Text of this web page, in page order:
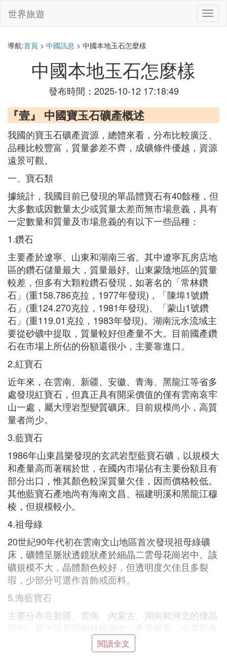
切
換
世界旅遊
導航:首頁 > 中國訊息 > 中國本地玉石怎麼樣
中國本地玉石怎麼樣
發布時間：2025-10-12 17:18:49
『壹』 中國寶玉石礦產概述
我國的寶玉石礦產資源，總體來看，分布比較廣泛、
品種比較豐富，質量參差不齊，成礦條件優越，資源
遠景可觀。
一、寶石類
據統計，我國目前已發現的單晶體寶石有40餘種，但
大多數或因數量太少或質量太差而無市場意義，具有
一定數量和質量及市場意義的有以下一些品種：
1.鑽石
主要產於遼寧、山東和湖南三省。其中遼寧瓦房店地
區的鑽石儲量最大，質量最好。山東蒙陰地區的質量
較差，但多有大顆粒鑽石發現，如著名的「常林鑽
石」(重158.786克拉，1977年發現)，「陳埠1號鑽
石」(重124.270克拉，1981年發現)、「蒙山1號鑽
石」(重119.01克拉，1983年發現)。湖南沅水流域主
要從砂礦中提取，質量較好但產量不大。目前國產鑽
石在市場上所佔的份額還很小，主要靠進口。
2.紅寶石
近年來，在雲南、新疆、安徽、青海、黑龍江等省多
處發現紅寶石，但真正具有開采價值的僅有雲南哀牢
山一處，屬大理岩型變質礦床。目前規模尚小，高質
量者尚少。
3.藍寶石
1986年山東昌樂發現的玄武岩型藍寶石礦，以規模大
和產量高而著稱於世，在國內市場佔有主要份額且有
部分出口，惟其顏色較深質量欠佳，因而價格較低。
其他藍寶石產地尚有海南文昌、福建明溪和黑龍江穆
棱，但規模較小。
4.祖母綠
20世紀90年代初在雲南文山地區首次發現祖母綠礦
床，礦體呈脈狀透鏡狀產於細晶二雲母花崗岩中。該
礦規模不大，晶體顏色較好，但透明度欠佳且多裂
瑕，少部分可選作首飾戒面料。
5.海藍寶石
主要分布在新疆、雲南、內蒙古、湖南和河北的偉晶
偏淺不夠理想。其他地區產量較小。
閱讀全文